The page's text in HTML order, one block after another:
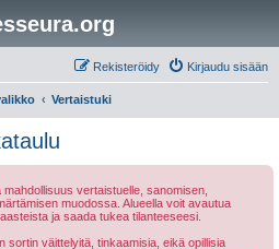
Kirjaudu sisään
Rekisteröidy
Vertaistuki
vertaistuelle, sanomisen,
muodossa. Alueella voit avautua
ja saada tukea tilanteeseesi.
sortin väittelyitä, tinkaamisia, eikä opillisia